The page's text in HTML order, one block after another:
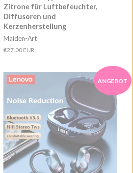
Zitrone für Luftbefeuchter,
Diffusoren und
Kerzenherstellung
Maiden-Art
Normaler
€27.00 EUR
ANGEBOT